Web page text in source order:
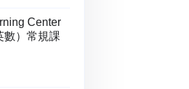
Center
數）常規課